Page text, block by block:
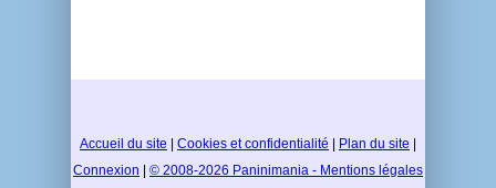
Accueil du site | Cookies et confidentialité | Plan du site |
Connexion | © 2008-2026 Paninimania - Mentions légales